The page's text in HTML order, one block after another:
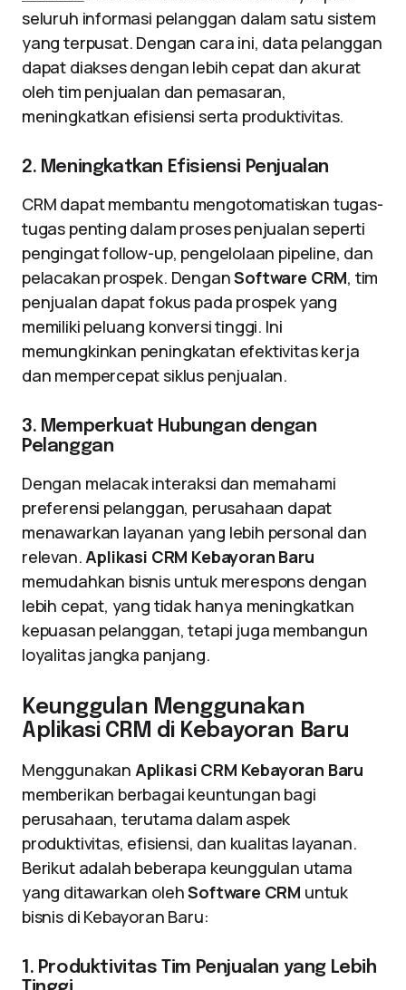
seluruh informasi pelanggan dalam satu sistem
yang terpusat. Dengan cara ini, data pelanggan
dapat diakses dengan lebih cepat dan akurat
oleh tim penjualan dan pemasaran,
meningkatkan efisiensi serta produktivitas.
2. Meningkatkan Efisiensi Penjualan
CRM dapat membantu mengotomatiskan tugas-
tugas penting dalam proses penjualan seperti
pengingat follow-up, pengelolaan pipeline, dan
pelacakan prospek. DenganSoftware CRM, tim
penjualan dapat fokus pada prospek yang
memiliki peluang konversi tinggi. Ini
memungkinkan peningkatan efektivitas kerja
dan mempercepat siklus penjualan.
3. Memperkuat Hubungan dengan
Pelanggan
Dengan melacak interaksi dan memahami
preferensi pelanggan, perusahaan dapat
menawarkan layanan yang lebih personal dan
relevan.Aplikasi CRM Kebayoran Baru
memudahkan bisnis untuk merespons dengan
lebih cepat, yang tidak hanya meningkatkan
kepuasan pelanggan, tetapi juga membangun
loyalitas jangka panjang.
Keunggulan Menggunakan
Aplikasi CRM di Kebayoran Baru
Menggunakan Aplikasi CRM Kebayoran Baru
memberikan berbagai keuntungan bagi
perusahaan, terutama dalam aspek
produktivitas, efisiensi, dan kualitas layanan.
Berikut adalah beberapa keunggulan utama
yang ditawarkan olehSoftware CRM untuk
bisnis di Kebayoran Baru:
1. Produktivitas Tim Penjualan yang Lebih